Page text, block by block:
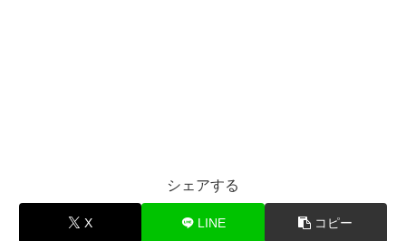
シェアする
X LINE コピー